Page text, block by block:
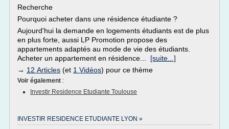
Recherche
Pourquoi acheter dans une résidence étudiante ?
Aujourd'hui la demande en logements étudiants est de plus
en plus forte, aussi LP Promotion propose des
appartements adaptés au mode de vie des étudiants.
Acheter un appartement en résidence... [suite...]
→ 12 Articles (et 1 Vidéos) pour ce thème
Voir également :
Investir Residence Etudiante Toulouse
INVESTIR RESIDENCE ETUDIANTE LYON »